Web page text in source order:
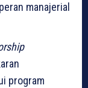
manajerial
program